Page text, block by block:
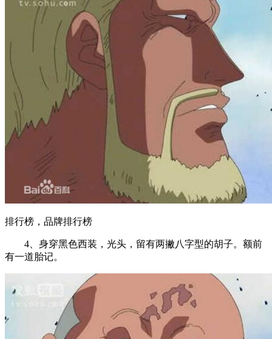
排行榜，品牌排行榜
4、身穿黑色西装，光头，留有两撇八字型的胡子。额前
有一道胎记。